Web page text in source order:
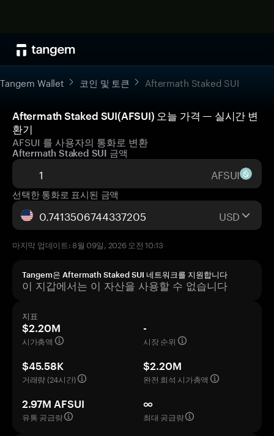
Tangem Wallet 코인 및 토큰 Aftermath Staked SUI
Aftermath Staked SUI(AFSUI) 오늘 가격 — 실시간 변
환기
AFSUI 를 사용자의 통화로 변환
Aftermath Staked SUI 금액
AFSUI
선택한 통화로 표시된 금액
USD
마지막 업데이트: 8월 09일, 2026 오전 10:13
Tangem은 Aftermath Staked SUI 네트워크를 지원합니다
이 지갑에서는 이 자산을 사용할 수 없습니다
지표
$2.20M
시가총액
-
시장 순위
$45.58K
거래량 (24시간)
$2.20M
완전 희석 시가총액
2.97M AFSUI
유통 공급량
∞
최대 공급량